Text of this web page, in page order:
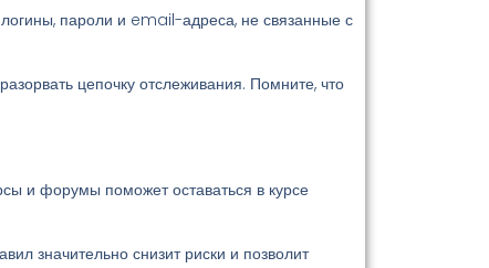
пароли и email-адреса, не связанные с
цепочку отслеживания. Помните, что
и форумы поможет оставаться в курсе
значительно снизит риски и позволит